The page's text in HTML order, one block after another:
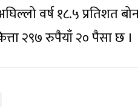
वर्ष १८.५ प्रतिशत
२९७ रुपैयाँ २० पैसा छ ।